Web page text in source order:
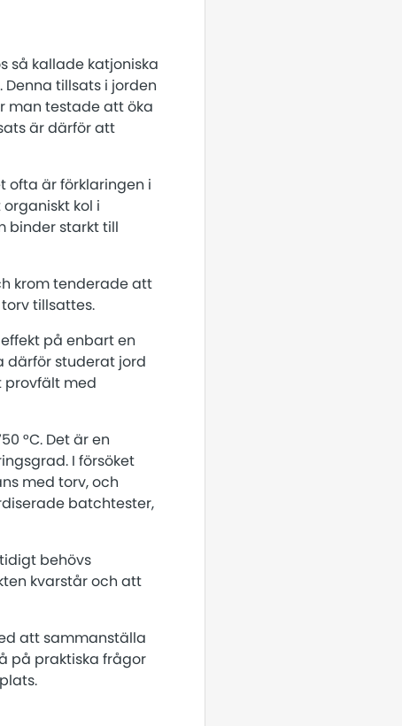
så kallade katjoniska
tillsats i jorden
man testade att öka
är därför att
ofta är förklaringen i
kol i
binder starkt till
krom tenderade att
tillsattes.
på enbart en
därför studerat jord
provfält med
°C. Det är en
I försöket
med torv, och
batchtester,
behövs
kvarstår och att
att sammanställa
på praktiska frågor